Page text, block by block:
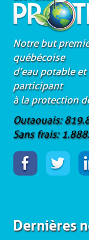
Notre but
québécoise
d’eau potable
participant
à la protection
Outaouais:
Sans frais:
Dernières